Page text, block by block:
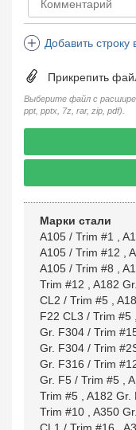
Steam Trap
4
Компенсатор
Пламегаситель
Flame Arrester
Заказать в 1 клик
Добавить строку
Прикрепить
Выберите файл с
ppt, pptx, 7z, rar, zip, pdf).
Марки стали
A105 / Trim #1
A105 / Trim #12
A105 / Trim #8
Trim #12
A182
CL2 / Trim #5
F22 CL3 / Trim #5
Gr. F304 / Trim
Gr. F304 / Trim
Gr. F316 / Trim
Gr. F5 / Trim #5
Trim #5
A182 Gr.
Trim #10
A350